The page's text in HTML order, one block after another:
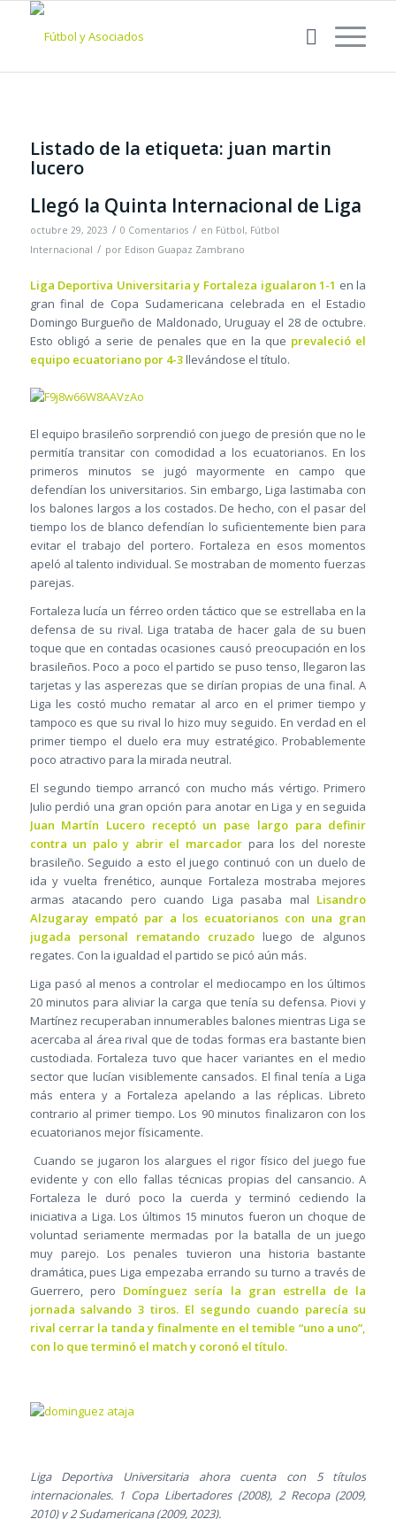
Listado de la etiqueta: juan martin
lucero
Llegó la Quinta Internacional de Liga
octubre 29, 2023 / 0 Comentarios / en Fútbol, Fútbol
Internacional / por Edison Guapaz Zambrano
Liga Deportiva Universitaria y Fortaleza igualaron 1-1 en la
gran final de Copa Sudamericana celebrada en el Estadio
Domingo Burgueño de Maldonado, Uruguay el 28 de octubre.
Esto obligó a serie de penales que en la que prevaleció el
equipo ecuatoriano por 4-3llevándose el título.
El equipo brasileño sorprendió con juego de presión que no le
permitía transitar con comodidad a los ecuatorianos. En los
primeros minutos se jugó mayormente en campo que
defendían los universitarios. Sin embargo, Liga lastimaba con
los balones largos a los costados. De hecho, con el pasar del
tiempo los de blanco defendían lo suficientemente bien para
evitar el trabajo del portero. Fortaleza en esos momentos
apeló al talento individual. Se mostraban de momento fuerzas
parejas.
Fortaleza lucía un férreo orden táctico que se estrellaba en la
defensa de su rival. Liga trataba de hacer gala de su buen
toque que en contadas ocasiones causó preocupación en los
brasileños. Poco a poco el partido se puso tenso, llegaron las
tarjetas y las asperezas que se dirían propias de una final. A
Liga les costó mucho rematar al arco en el primer tiempo y
tampoco es que su rival lo hizo muy seguido. En verdad en el
primer tiempo el duelo era muy estratégico. Probablemente
poco atractivo para la mirada neutral.
El segundo tiempo arrancó con mucho más vértigo. Primero
Julio perdió una gran opción para anotar en Liga y en seguida
Juan Martín Lucero receptó un pase largo para definir
contra un palo y abrir el marcador para los del noreste
brasileño. Seguido a esto el juego continuó con un duelo de
ida y vuelta frenético, aunque Fortaleza mostraba mejores
armas atacando pero cuando Liga pasaba mal Lisandro
Alzugaray empató par a los ecuatorianos con una gran
jugada personal rematando cruzado luego de algunos
regates. Con la igualdad el partido se picó aún más.
Liga pasó al menos a controlar el mediocampo en los últimos
20 minutos para aliviar la carga que tenía su defensa. Piovi y
Martínez recuperaban innumerables balones mientras Liga se
acercaba al área rival que de todas formas era bastante bien
custodiada. Fortaleza tuvo que hacer variantes en el medio
sector que lucían visiblemente cansados. El final tenía a Liga
más entera y a Fortaleza apelando a las réplicas. Libreto
contrario al primer tiempo. Los 90 minutos finalizaron con los
ecuatorianos mejor físicamente.
Cuando se jugaron los alargues el rigor físico del juego fue
evidente y con ello fallas técnicas propias del cansancio. A
Fortaleza le duró poco la cuerda y terminó cediendo la
iniciativa a Liga. Los últimos 15 minutos fueron un choque de
voluntad seriamente mermadas por la batalla de un juego
muy parejo. Los penales tuvieron una historia bastante
dramática, pues Liga empezaba errando su turno a través de
Guerrero, pero Domínguez sería la gran estrella de la
jornada salvando 3 tiros. El segundo cuando parecía su
rival cerrar la tanda y finalmente en el temible “uno a uno”,
con lo que terminó el match y coronó el título.
Liga Deportiva Universitaria ahora cuenta con 5 títulos
internacionales. 1 Copa Libertadores (2008), 2 Recopa (2009,
2010) y 2 Sudamericana (2009, 2023).